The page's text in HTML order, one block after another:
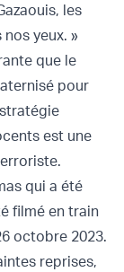
les
yeux. »
que le
pour
est une
qui a été
filmé en train
octobre 2023.
reprises,